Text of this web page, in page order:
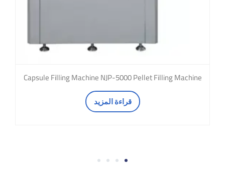
Capsule Filling Machine NJP-5000 Pellet Filling Machine
قراءة المزيد
1
2
3
4